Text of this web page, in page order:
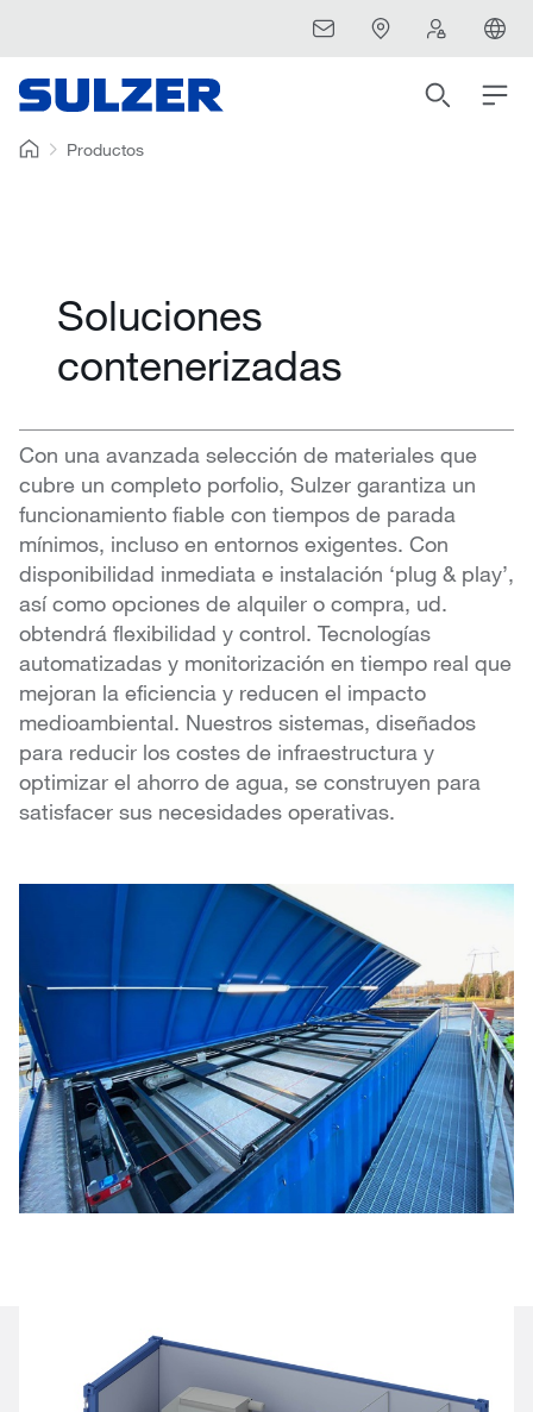
Productos
Soluciones
contenerizadas
Con una avanzada selección de materiales que
cubre un completo porfolio, Sulzer garantiza un
funcionamiento fiable con tiempos de parada
mínimos, incluso en entornos exigentes. Con
disponibilidad inmediata e instalación ‘plug & play’,
así como opciones de alquiler o compra, ud.
obtendrá flexibilidad y control. Tecnologías
automatizadas y monitorización en tiempo real que
mejoran la eficiencia y reducen el impacto
medioambiental. Nuestros sistemas, diseñados
para reducir los costes de infraestructura y
optimizar el ahorro de agua, se construyen para
satisfacer sus necesidades operativas.